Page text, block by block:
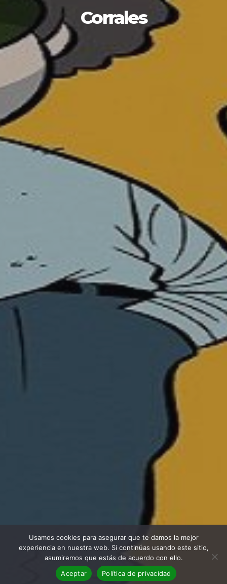
Corrales
Usamos cookies para asegurar que te damos la mejor
experiencia en nuestra web. Si continúas usando este sitio,
asumiremos que estás de acuerdo con ello.
Aceptar
Política de privacidad